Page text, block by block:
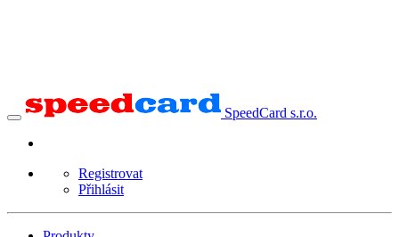
SpeedCard s.r.o.
Registrovat
Přihlásit